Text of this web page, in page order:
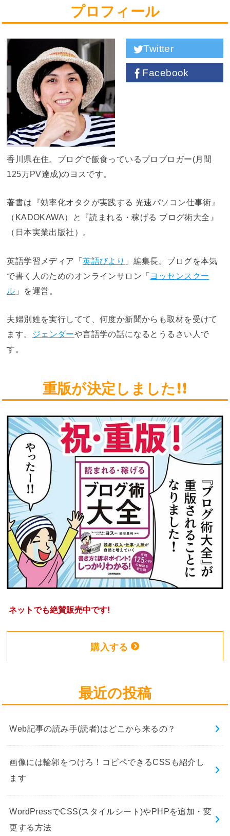
プロフィール
Twitter
Facebook
香川県在住。ブログで飯食っているプロブロガー(月間
125万PV達成)のヨスです。
著書は『効率化オタクが実践する 光速パソコン仕事術』
（KADOKAWA）と『読まれる・稼げる ブログ術大全』
（日本実業出版社）。
英語学習メディア「英語びより 」編集長。ブログを本気
で書く人のためのオンラインサロン「ヨッセンスクー
ル 」を運営。
夫婦別姓を実行してて、何度か新聞からも取材を受けて
ます。
ジェンダーや言語学の話になるとうるさい人で
す。
重版が決定しました!!
ネットでも絶賛販売中です!
購入する
最近の投稿
Web記事の読み手(読者)はどこから来るの？
画像には輪郭をつけろ！コピペできるCSSも紹介し
ます
WordPressでCSS(スタイルシート)やPHPを追加・変
更する方法